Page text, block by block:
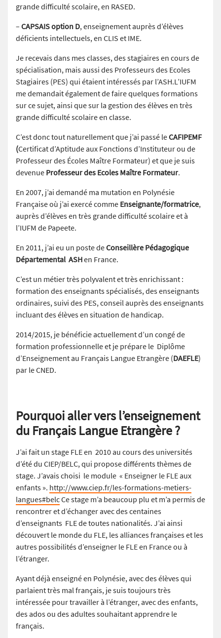
grande difficulté scolaire, en RASED.
– CAPSAIS option D, enseignement auprès d’élèves
déficients intellectuels, en CLIS et IME.
Je recevais dans mes classes, des stagiaires en cours de
spécialisation, mais aussi des Professeurs des Ecoles
Stagiaires (PES) qui étaient intéressés par l’ASH.L’IUFM
me demandait également de faire quelques formations
sur ce sujet, ainsi que sur la gestion des élèves en très
grande difficulté scolaire en classe.
C’est donc tout naturellement que j’ai passé leCAFIPEMF
(Certificat d’Aptitude aux Fonctions d’Instituteur ou de
Professeur des Écoles Maître Formateur) et que je suis
devenue Professeur des Ecoles Maître Formateur.
En 2007, j’ai demandé ma mutation en Polynésie
Française où j’ai exercé comme Enseignante/formatrice,
auprès d’élèves en très grande difficulté scolaire et à
l’IUFM de Papeete.
En 2011, j’ai eu un poste deConseillère Pédagogique
Départemental ASHen France.
C’est un métier très polyvalent et très enrichissant :
formation des enseignants spécialisés, des enseignants
ordinaires, suivi des PES, conseil auprès des enseignants
incluant des élèves en situation de handicap.
2014/2015, je bénéficie actuellement d’un congé de
formation professionnelle et je prépare le Diplôme
d’Enseignement au Français Langue Etrangère (DAEFLE)
par le CNED.
Pourquoi aller vers l’enseignement
du Français Langue Etrangère ?
J’ai fait un stage FLE en 2010 au cours des universités
d’été du CIEP/BELC, qui propose différents thèmes de
stage. J’avais choisi le module « Enseigner le FLE aux
enfants ». http://www.ciep.fr/les-formations-metiers-
langues#belcCe stage m’a beaucoup plu et m’a permis de
rencontrer et d’échanger avec des centaines
d’enseignants FLE de toutes nationalités. J’ai ainsi
découvert le monde du FLE, les alliances françaises et les
autres possibilités d’enseigner le FLE en France ou à
l’étranger.
Ayant déjà enseigné en Polynésie, avec des élèves qui
parlaient très mal français, je suis toujours très
intéressée pour travailler à l’étranger, avec des enfants,
des ados ou des adultes souhaitant apprendre le
français.